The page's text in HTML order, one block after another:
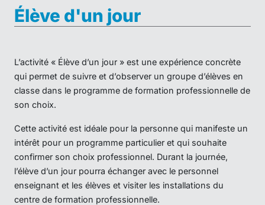
Élève d'un jour
L’activité « Élève d’un jour » est une expérience concrète
qui permet de suivre et d’observer un groupe d’élèves en
classe dans le programme de formation professionnelle de
son choix.
Cette activité est idéale pour la personne qui manifeste un
intérêt pour un programme particulier et qui souhaite
confirmer son choix professionnel. Durant la journée,
l’élève d’un jour pourra échanger avec le personnel
enseignant et les élèves et visiter les installations du
centre de formation professionnelle.